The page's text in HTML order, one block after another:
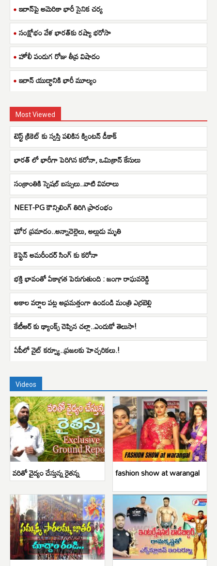
ఇరాన్‌పై అమెరికా భారీ సైనిక చర్య
సంక్షోభం వేళ భారత్‌కు రష్యా భరోసా
హోలీ పండుగ రోజు తీవ్ర విషాదం
ఇరాన్ యుద్ధానికి భారీ మూల్యం
Most Viewed
టెస్ట్ క్రికెట్ కు స్వస్తి పలికిన క్వింటన్ డీకాక్
భారత్ లో భారీగా పెరిగిన కరోనా, ఒమిక్రాన్ కేసులు
సంక్రాంతికి స్పెషల్ బస్సులు..వాటి వివరాలు
NEET-PG కౌన్సిలింగ్ తిరిగి ప్రారంభం
ఘోర ప్రమాదం..అన్నాచెల్లెలు, అల్లుడు మృతి
కెప్టెన్ అమరీందర్ సింగ్ కు కరోనా
భక్తి భావంతో ఏకాగ్రత పెరుగుతుంది : జంగా రాఘవరెడ్డి
అకాల వర్షాల పట్ల అప్రమత్తంగా ఉండండి మంత్రి ఎర్రబెల్లి
కేటీఆర్ కు థ్యాంక్స్ చెప్పిన చల్లా..ఎందుకో తెలుసా!
ఏపీలో నైట్ కర్ప్యూ..ప్రజలకు హెచ్చరికలు.!
Videos
వరితో వైద్యం చేస్తున్న రైతన్న fashion show at warangal